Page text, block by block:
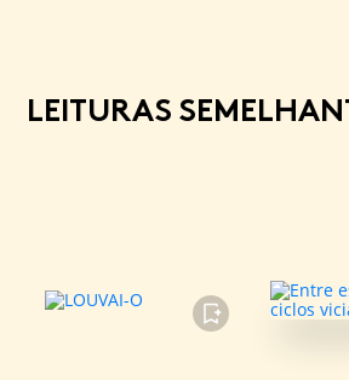
LEITURAS
FAVORITO